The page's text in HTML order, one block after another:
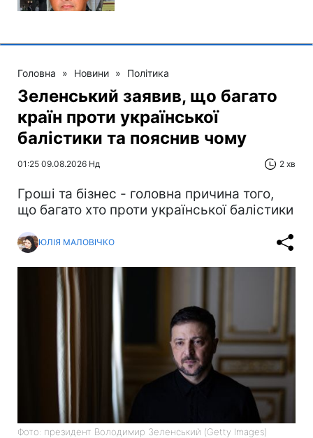
Головна » Новини » Політика
Зеленський заявив, що багато
країн проти української
балістики та пояснив чому
01:25 09.08.2026 Нд 2 хв
Гроші та бізнес - головна причина того,
що багато хто проти української балістики
ЮЛІЯ МАЛОВІЧКО
Фото: президент Володимир Зеленський (Getty Images)